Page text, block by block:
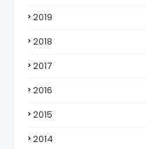
2019
2018
2017
2016
2015
2014